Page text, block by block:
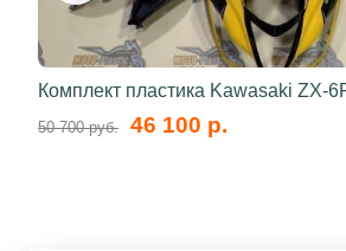
Комплект пластика Kawasaki ZX-
50 700 руб. 46 100 р.